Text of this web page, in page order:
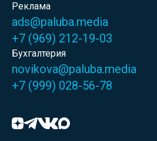
Реклама
ads@paluba.media
+7 (969) 212-19-03
Бухгалтерия
novikova@paluba.media
+7 (999) 028-56-78